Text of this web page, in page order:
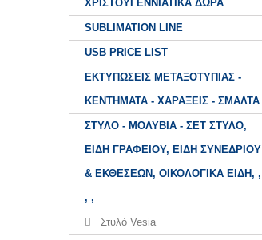
ΧΡΙΣΤΟΥΓΕΝΝΙΑΤΙΚΑ ΔΩΡΑ
SUBLIMATION LINE
USB PRICE LIST
ΕΚΤΥΠΩΣΕΙΣ ΜΕΤΑΞΟΤΥΠΙΑΣ -
ΚΕΝΤΗΜΑΤΑ - ΧΑΡΑΞΕΙΣ - ΣΜΑΛΤΑ
ΣΤΥΛΟ - ΜΟΛΥΒΙΑ - ΣΕΤ ΣΤΥΛΟ,
ΕΙΔΗ ΓΡΑΦΕΙΟΥ, ΕΙΔΗ ΣΥΝΕΔΡΙΟΥ
& ΕΚΘΕΣΕΩΝ, ΟΙΚΟΛΟΓΙΚΑ ΕΙΔΗ, ,
, ,
Στυλό Vesia